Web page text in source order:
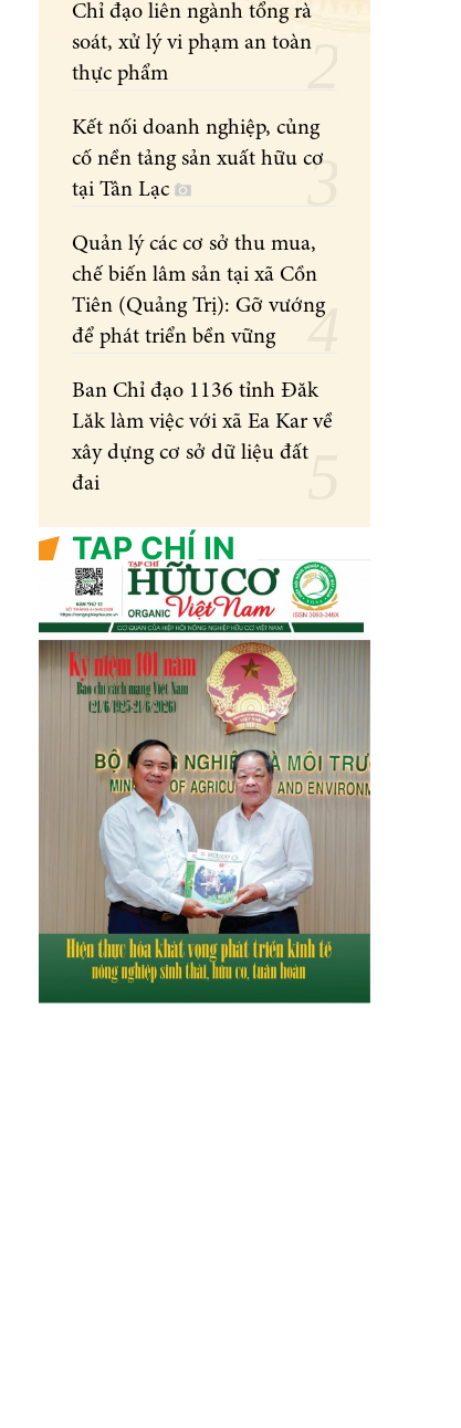
Chỉ đạo liên ngành tổng rà
soát, xử lý vi phạm an toàn
thực phẩm
Kết nối doanh nghiệp, củng
cố nền tảng sản xuất hữu cơ
tại Tân Lạc
Quản lý các cơ sở thu mua,
chế biến lâm sản tại xã Cồn
Tiên (Quảng Trị): Gỡ vướng
để phát triển bền vững
Ban Chỉ đạo 1136 tỉnh Đăk
Lăk làm việc với xã Ea Kar về
xây dựng cơ sở dữ liệu đất
đai
TẠP CHÍ IN